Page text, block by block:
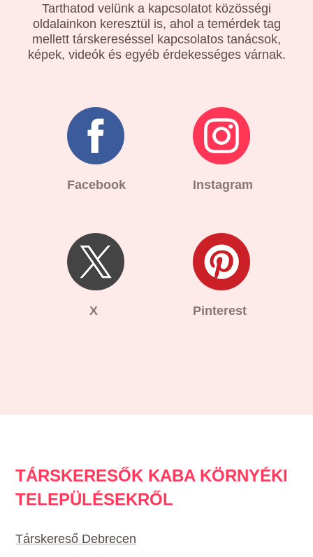
Tarthatod velünk a kapcsolatot közösségi
oldalainkon keresztül is, ahol a temérdek tag
mellett társkereséssel kapcsolatos tanácsok,
képek, videók és egyéb érdekességes várnak.
Facebook Instagram
X Pinterest
TÁRSKERESŐK KABA KÖRNYÉKI
TELEPÜLÉSEKRŐL
Társkereső Debrecen